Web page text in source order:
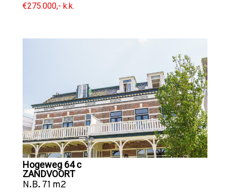
€275.000,- k.k.
Hogeweg 64 c
ZANDVOORT
N.B. 71 m2